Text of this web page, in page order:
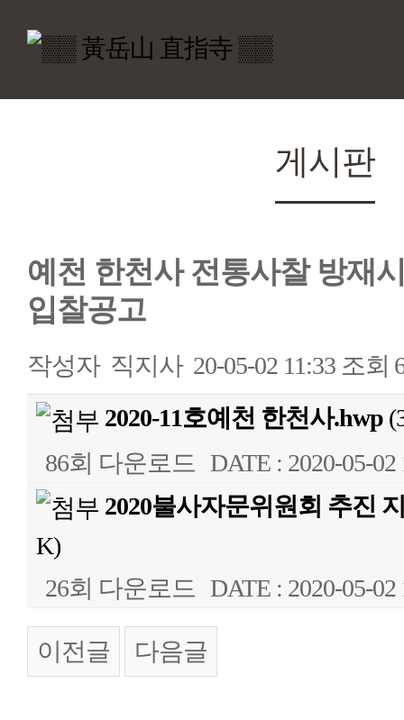
게시판
예천 한천사 전통사찰 방재
입찰공고
작성자 직지사 20-05-02 11:33 조회
2020-11호예천 한천사.hwp
86회 다운로드 DATE : 2020-05-02
2020불사자문위원회 추진
K)
26회 다운로드 DATE : 2020-05-02
이전글 다음글